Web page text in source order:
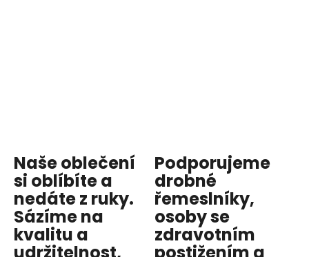
Naše oblečení
si oblíbíte a
nedáte z ruky.
Sázíme na
kvalitu a
Podporujeme
drobné
řemeslníky,
osoby se
zdravotním